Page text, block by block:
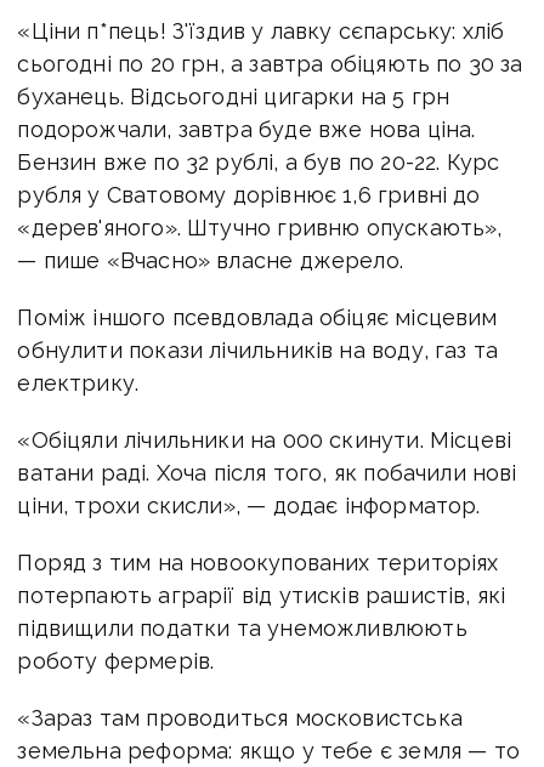
«Ціни п*пець! З'їздив у лавку сєпарську: хліб
сьогодні по 20 грн, а завтра обіцяють по 30 за
буханець. Відсьогодні цигарки на 5 грн
подорожчали, завтра буде вже нова ціна.
Бензин вже по 32 рублі, а був по 20-22. Курс
рубля у Сватовому дорівнює 1,6 гривні до
«дерев'яного». Штучно гривню опускають»,
— пише «Вчасно» власне джерело.
Поміж іншого псевдовлада обіцяє місцевим
обнулити покази лічильників на воду, газ та
електрику.
«Обіцяли лічильники на 000 скинути. Місцеві
ватани раді. Хоча після того, як побачили нові
ціни, трохи скисли», — додає інформатор.
Поряд з тим на новоокупованих територіях
потерпають аграрії від утисків рашистів, які
підвищили податки та унеможливлюють
роботу фермерів.
«Зараз там проводиться московистська
земельна реформа: якщо у тебе є земля — то